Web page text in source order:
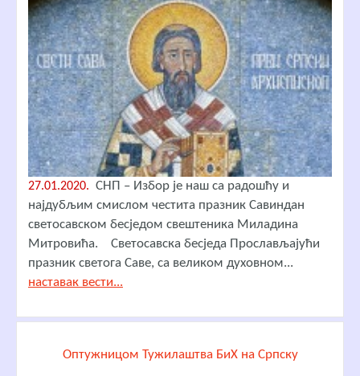
27.01.2020. СНП – Избор је наш са радошћу и
најдубљим смислом честита празник Савиндан
светосавском бесједом свештеника Миладина
Митровића. Светосавска бесједа Прослављајући
празник светога Саве, са великом духовном...
наставак вести...
Оптужницом Тужилаштва БиХ на Српску